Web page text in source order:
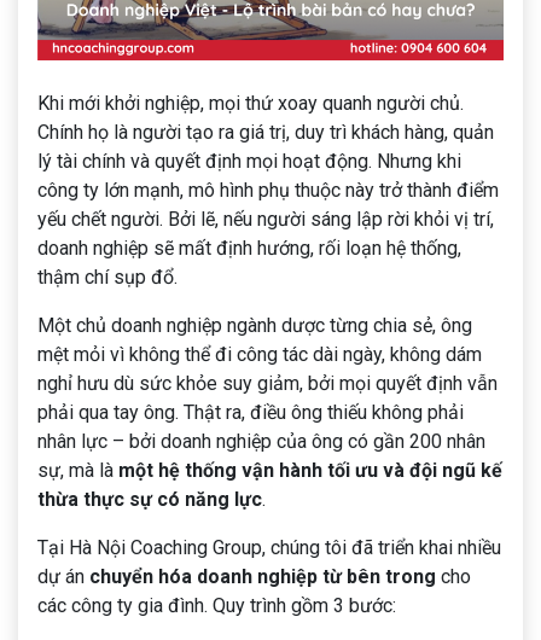
Khi mới khởi nghiệp, mọi thứ xoay quanh người chủ.
Chính họ là người tạo ra giá trị, duy trì khách hàng, quản
lý tài chính và quyết định mọi hoạt động. Nhưng khi
công ty lớn mạnh, mô hình phụ thuộc này trở thành điểm
yếu chết người. Bởi lẽ, nếu người sáng lập rời khỏi vị trí,
doanh nghiệp sẽ mất định hướng, rối loạn hệ thống,
thậm chí sụp đổ.
Một chủ doanh nghiệp ngành dược từng chia sẻ, ông
mệt mỏi vì không thể đi công tác dài ngày, không dám
nghỉ hưu dù sức khỏe suy giảm, bởi mọi quyết định vẫn
phải qua tay ông. Thật ra, điều ông thiếu không phải
nhân lực – bởi doanh nghiệp của ông có gần 200 nhân
sự, mà là một hệ thống vận hành tối ưu và đội ngũ kế
thừa thực sự có năng lực.
Tại Hà Nội Coaching Group, chúng tôi đã triển khai nhiều
dự án chuyển hóa doanh nghiệp từ bên trong cho
các công ty gia đình. Quy trình gồm 3 bước: